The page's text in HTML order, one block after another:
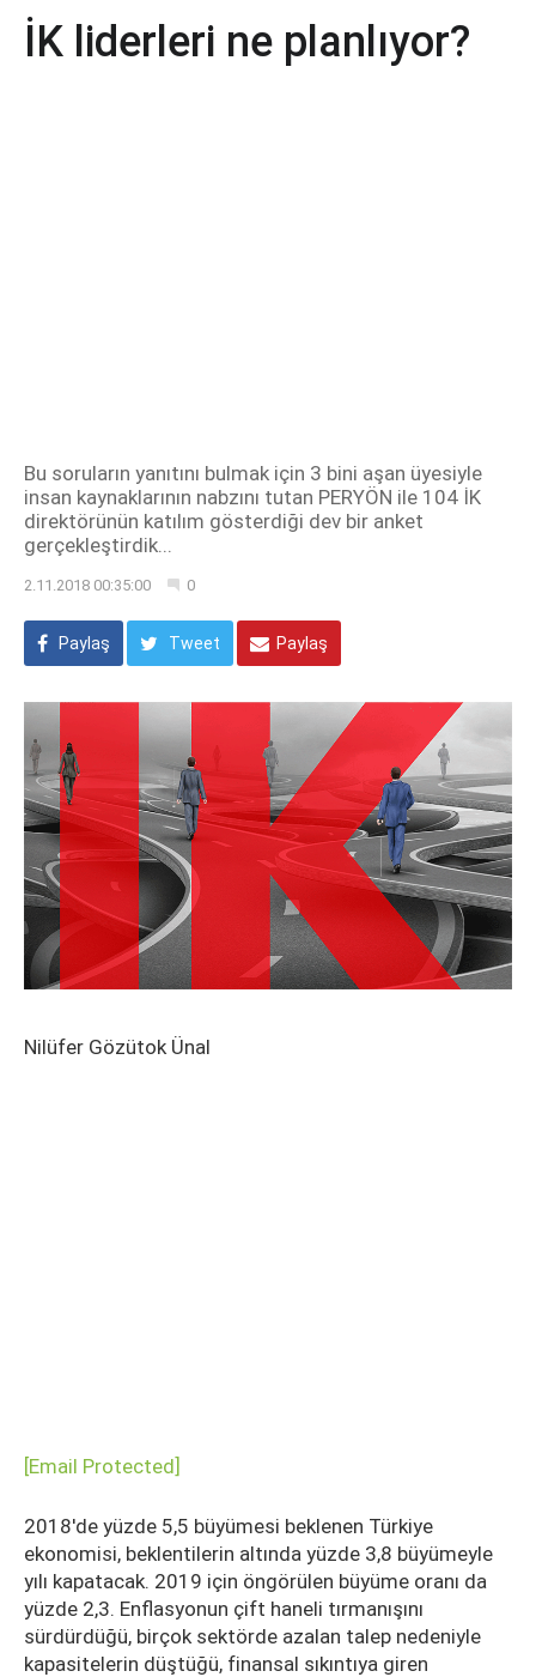
İK liderleri ne planlıyor?
Bu soruların yanıtını bulmak için 3 bini aşan üyesiyle
insan kaynaklarının nabzını tutan PERYÖN ile 104 İK
direktörünün katılım gösterdiği dev bir anket
gerçekleştirdik...
2.11.2018 00:35:00 0
Paylaş Tweet Paylaş
Nilüfer Gözütok Ünal
[email Protected]
2018'de yüzde 5,5 büyümesi beklenen Türkiye
ekonomisi, beklentilerin altında yüzde 3,8 büyümeyle
yılı kapatacak. 2019 için öngörülen büyüme oranı da
yüzde 2,3. Enflasyonun çift haneli tırmanışını
sürdürdüğü, birçok sektörde azalan talep nedeniyle
kapasitelerin düştüğü, finansal sıkıntıya giren